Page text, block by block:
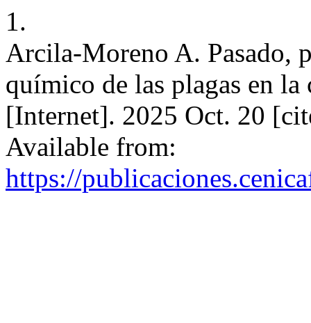
1.
Arcila-Moreno A. Pasado,
químico de las plagas en
[Internet]. 2025 Oct. 20
Available from:
https://